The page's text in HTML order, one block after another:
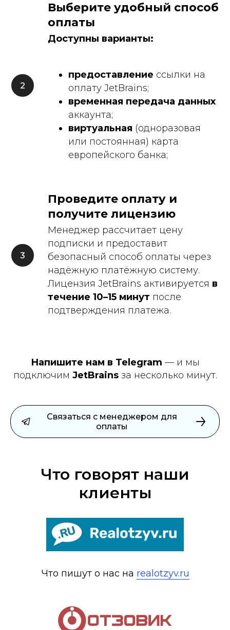
Выберите удобный способ
оплаты
Доступны варианты:
предоставление ссылки на
оплату JetBrains;
временная передача данных
аккаунта;
виртуальная (одноразовая
или постоянная) карта
европейского банка;
Проведите оплату и
получите лицензию
Менеджер рассчитает цену
подписки и предоставит
безопасный способ оплаты через
надёжную платёжную систему.
Лицензия JetBrains активируется в
течение 10–15 минут после
подтверждения платежа.
Напишите нам в Telegram — и мы
подключим JetBrains за несколько минут.
Связаться с менеджером для
оплаты
Что говорят наши
клиенты
Что пишут о нас на realotzyv.ru
Написать в Telegram